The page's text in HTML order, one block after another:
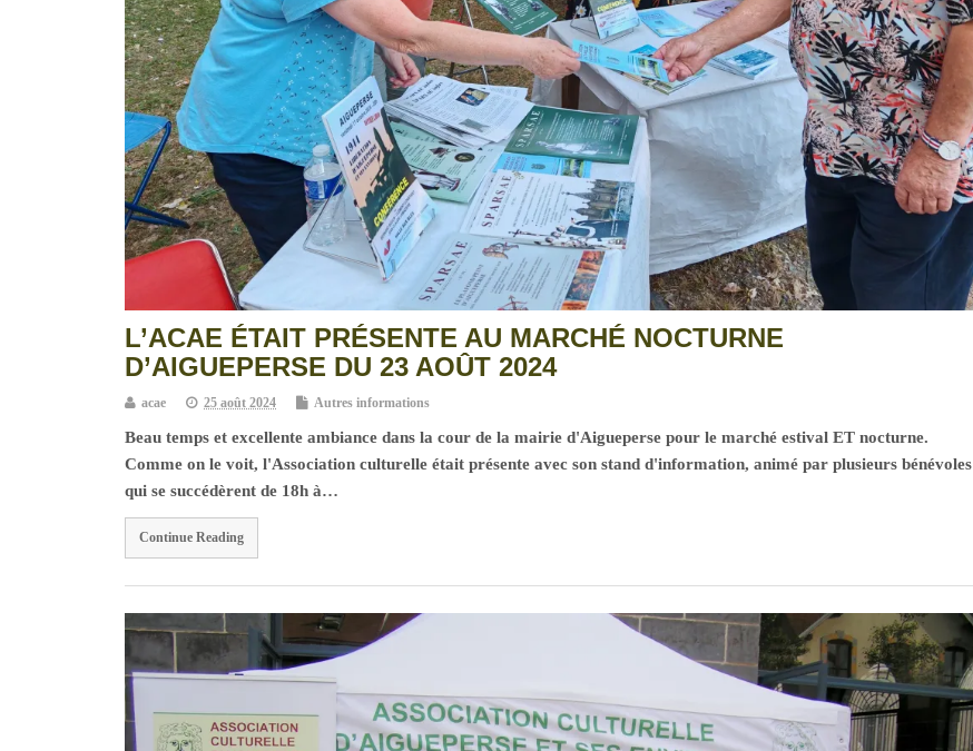
L’ACAE ÉTAIT PRÉSENTE AU MARCHÉ NOCTURNE
D’AIGUEPERSE DU 23 AOÛT 2024
acae 25 août 2024 Autres informations
Beau temps et excellente ambiance dans la cour de la mairie d'Aigueperse pour le marché estival ET nocturne.
Comme on le voit, l'Association culturelle était présente avec son stand d'information, animé par plusieurs bénévoles
qui se succédèrent de 18h à…
Continue Reading